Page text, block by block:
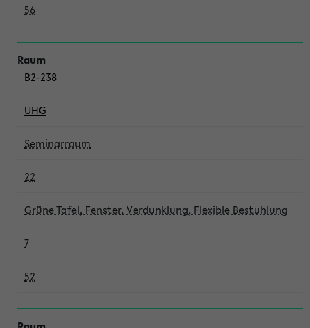
56
B2-238
UHG
Seminarraum
22
Grüne Tafel, Fenster, Verdunklung, Flexible Bestuhlung
7
52